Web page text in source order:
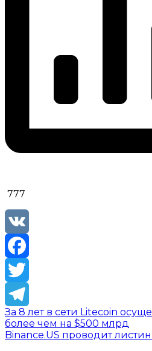
777
VK
Facebook
Twitter
Telegram
За 8 лет в сети Litecoin
более чем на $500 млрд
Binance.US проводит